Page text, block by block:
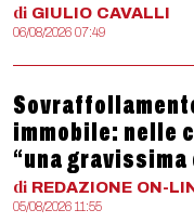
di GIULIO CAVALLI
06/08/2026 07:49
immobile: nelle
“una
di REDAZIONE ON-
05/08/2026 11:55